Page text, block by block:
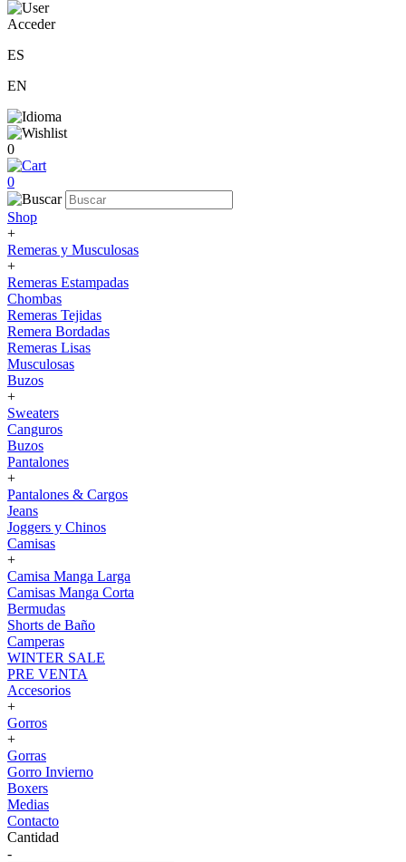
Acceder
ES
EN
0
0
Shop
+
Remeras y Musculosas
+
Remeras Estampadas
Chombas
Remeras Tejidas
Remera Bordadas
Remeras Lisas
Musculosas
Buzos
+
Sweaters
Canguros
Buzos
Pantalones
+
Pantalones & Cargos
Jeans
Joggers y Chinos
Camisas
+
Camisa Manga Larga
Camisas Manga Corta
Bermudas
Shorts de Baño
Camperas
WINTER SALE
PRE VENTA
Accesorios
+
Gorros
+
Gorras
Gorro Invierno
Boxers
Medias
Contacto
Cantidad
-